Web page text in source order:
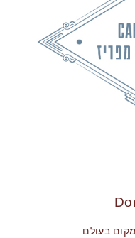
בעולם